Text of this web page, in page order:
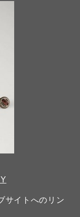
サイトへのリン